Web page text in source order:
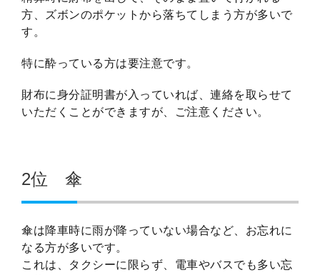
方、ズボンのポケットから落ちてしまう方が多いで
す。
特に酔っている方は要注意です。
財布に身分証明書が入っていれば、連絡を取らせて
いただくことができますが、ご注意ください。
2位 傘
傘は降車時に雨が降っていない場合など、お忘れに
なる方が多いです。
これは、タクシーに限らず、電車やバスでも多い忘